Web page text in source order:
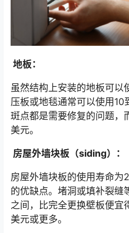
地板：
虽然结构上安装的地板可以
压板或地毯通常可以使用
斑点都是需要修复的问题，
美元。
房屋外墙块板（siding）：
房屋外墙块板的使用寿命
的优缺点。堵洞或填补裂
之间，比完全更换壁板便
美元或更多。